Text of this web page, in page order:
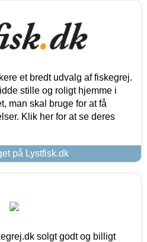
et bredt udvalg af fiskegrej.
stille og roligt hjemme i
man skal bruge for at få
Klik her for at se deres
på Lystfisk.dk
solgt godt og billigt